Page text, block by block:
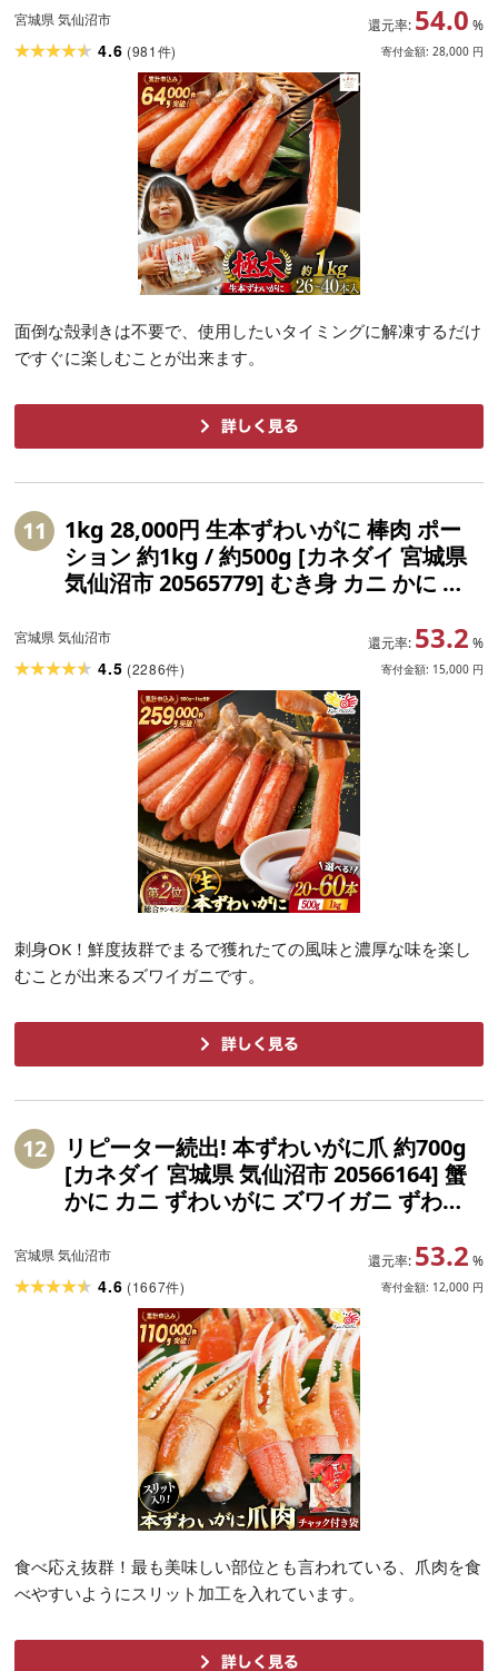
蟹 ズワイ蟹 カニ脚 蟹脚 カニ棒肉
宮城県 気仙沼市 還元率: 54.0 %
寄付金額: 28,000 円
4.6 (981件)
面倒な殻剥きは不要で、使用したいタイミングに解凍するだけ
ですぐに楽しむことが出来ます。
11
1kg 28,000円 生本ずわいがに 棒肉 ポー
ション 約1kg / 約500g [カネダイ 宮城県
気仙沼市 20565779] むき身 カニ かに 生
蟹 カニ脚 蟹脚 カニ棒肉
宮城県 気仙沼市 還元率: 53.2 %
寄付金額: 15,000 円
4.5 (2286件)
刺身OK！鮮度抜群でまるで獲れたての風味と濃厚な味を楽し
むことが出来るズワイガニです。
12
リピーター続出! 本ずわいがに爪 約700g
[カネダイ 宮城県 気仙沼市 20566164] 蟹
かに カニ ずわいがに ズワイガニ ずわい
魚介 魚介類 ボイル
宮城県 気仙沼市 還元率: 53.2 %
寄付金額: 12,000 円
4.6 (1667件)
食べ応え抜群！最も美味しい部位とも言われている、爪肉を食
べやすいようにスリット加工を入れています。